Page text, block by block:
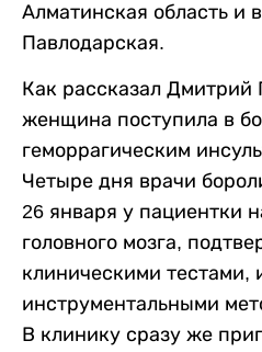
Алматинская область и
Павлодарская.
Как рассказал Дмитрий
женщина поступила в
геморрагическим
Четыре дня врачи
26 января у пациентки
головного мозга,
клиническими тестами,
инструментальными
В клинику сразу же